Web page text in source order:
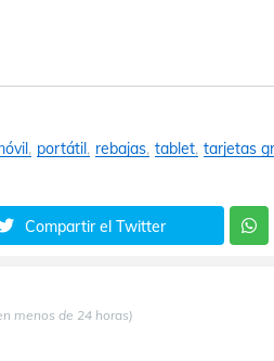
portátil rebajas tablet tarjetas
Compartir el Twitter
menos de 24 horas)